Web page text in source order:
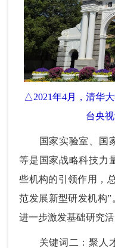
△2021年4月，清华
台央
国家实验室、国家
等是国家战略科技力
些机构的引领作用，
范发展新型研发机构
进一步激发基础研究活
关键词二：聚人才